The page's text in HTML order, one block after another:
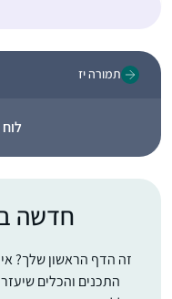
תמורה יז
חדשה
זה הדף הראשון שלך?
התכנים והכלים